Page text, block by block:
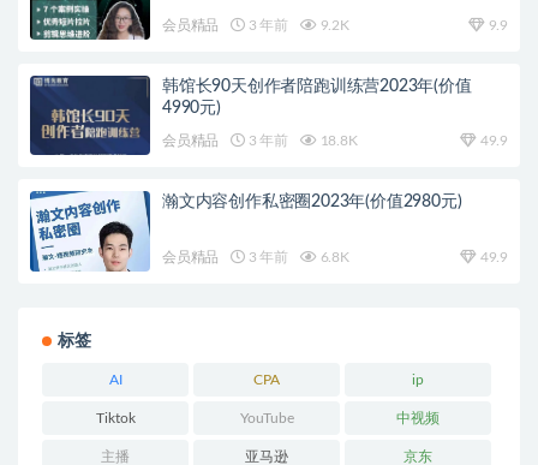
会员精品 3 年前 9.2K 9.9
韩馆长90天创作者陪跑训练营2023年(价值
4990元)
会员精品 3 年前 18.8K 49.9
瀚文内容创作私密圈2023年(价值2980元)
会员精品 3 年前 6.8K 49.9
标签
AI CPA ip
Tiktok YouTube 中视频
主播 亚马逊 京东